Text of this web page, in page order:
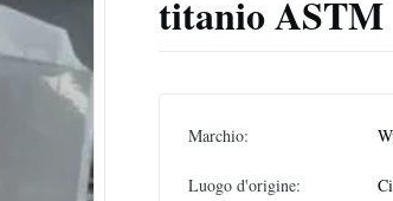
titanio ASTM
Marchio:
Luogo d'origine: